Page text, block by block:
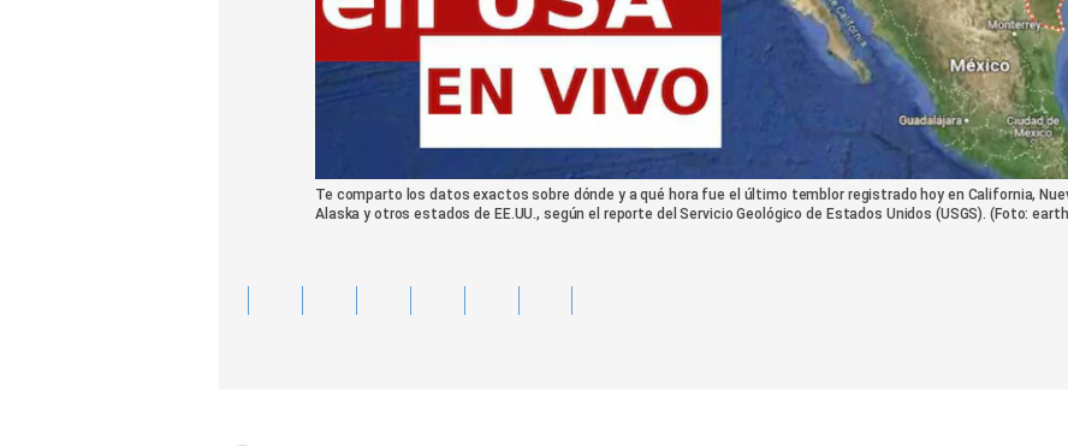
Te comparto los datos exactos sobre dónde y a qué hora fue el último temblor registrado hoy en California,
Alaska y otros estados de EE.UU., según el reporte del Servicio Geológico de Estados Unidos (USGS). (Foto: